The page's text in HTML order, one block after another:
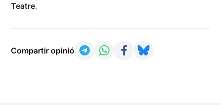
Teatre.
Compartir opinió